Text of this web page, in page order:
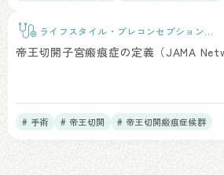
ライフスタイル・プレコンセプションケ
帝王切開子宮瘢痕症の定義（JAMA
# 手術 # 帝王切開 # 帝王切開瘢痕症候群